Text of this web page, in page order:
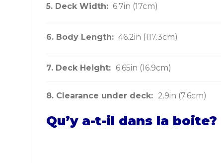
5. Deck Width: 6.7in (17cm)
6. Body Length: 46.2in (117.3cm)
7. Deck Height: 6.65in (16.9cm)
8. Clearance under deck: 2.9in (7.6cm)
Qu’y a-t-il dans la boite?